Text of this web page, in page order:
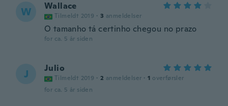
W Wallace
Tilmeldt 2019 · 3 anmeldelser
O tamanho tá certinho chegou no prazo
for ca. 5 år siden
J Julio
Tilmeldt 2019 · 2 anmeldelser · 1 overførsler
for ca. 5 år siden